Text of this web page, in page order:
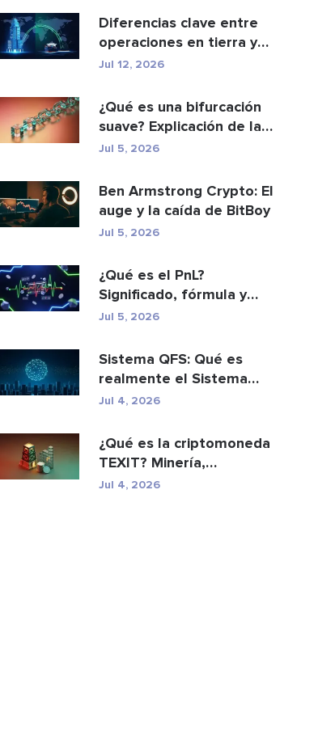
Diferencias clave entre
operaciones en tierra y
en alta mar
Jul 12, 2026
¿Qué es una bifurcación
suave? Explicación de las
actualizacio...
Jul 5, 2026
Ben Armstrong Crypto: El
auge y la caída de BitBoy
Jul 5, 2026
¿Qué es el PnL?
Significado, fórmula y
cómo calcularlo.
Jul 5, 2026
Sistema QFS: Qué es
realmente el Sistema
Financiero Cuántico (20...
Jul 4, 2026
¿Qué es la criptomoneda
TEXIT? Minería,
especificaciones y ries...
Jul 4, 2026